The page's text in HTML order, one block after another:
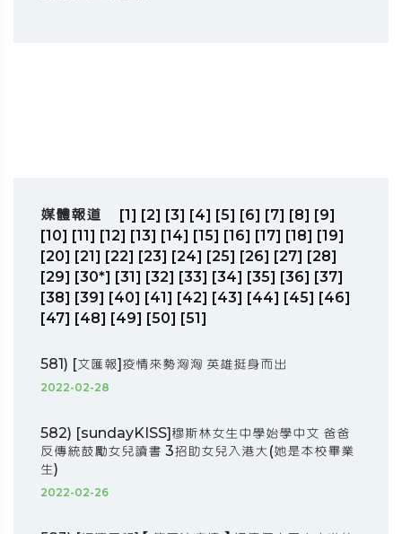
媒體報道 [1] [2] [3] [4] [5] [6] [7] [8] [9]
[10] [11] [12] [13] [14] [15] [16] [17] [18] [19]
[20] [21] [22] [23] [24] [25] [26] [27] [28]
[29] [30*] [31] [32] [33] [34] [35] [36] [37]
[38] [39] [40] [41] [42] [43] [44] [45] [46]
[47] [48] [49] [50] [51]
581) [文匯報]疫情來勢洶洶 英雄挺身而出
2022-02-28
582) [sundayKISS]穆斯林女生中學始學中文 爸爸
反傳統鼓勵女兒讀書 3招助女兒入港大(她是本校畢業
生)
2022-02-26